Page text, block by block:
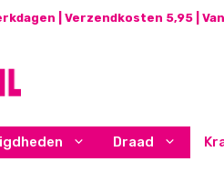
| Verzendkosten 5,95 |
Draad